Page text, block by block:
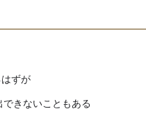
ずが
きないこともある